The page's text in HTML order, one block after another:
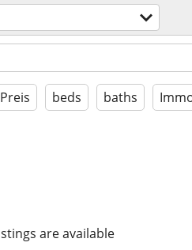
Preis beds baths
are available